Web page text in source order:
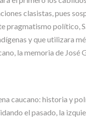
clasistas, pues
pragmatismo político,
y que utilizara
la memoria de José
caucano: historia y
el pasado, la